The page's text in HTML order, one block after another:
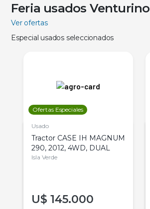
Feria usados Venturino
Ver ofertas
Especial usados seleccionados
Ofertas Especiales
Usado
Tractor CASE IH MAGNUM
290, 2012, 4WD, DUAL
Isla Verde
U$ 145.000